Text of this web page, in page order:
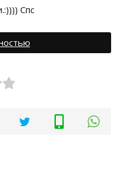
Спс